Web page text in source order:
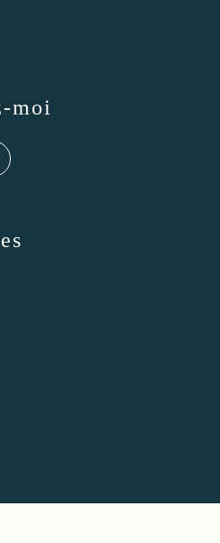
moi